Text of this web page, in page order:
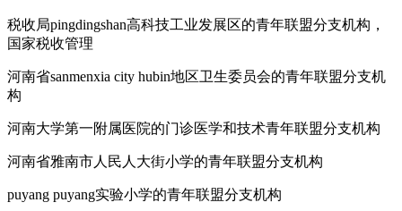
税收局pingdingshan高科技工业发展区的青年联盟分支机构，
国家税收管理
河南省sanmenxia city hubin地区卫生委员会的青年联盟分支机
构
河南大学第一附属医院的门诊医学和技术青年联盟分支机构
河南省雅南市人民人大街小学的青年联盟分支机构
puyang puyang实验小学的青年联盟分支机构